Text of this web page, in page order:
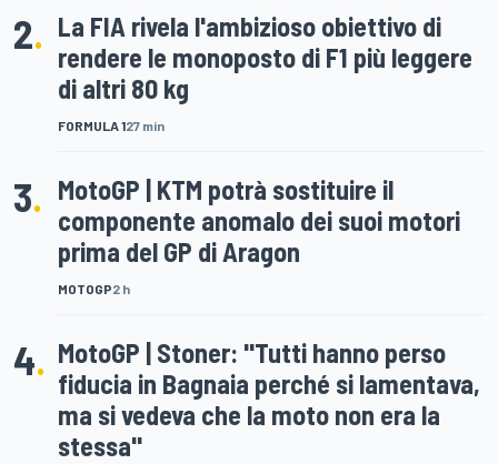
2.
FORMULA 127 min
La FIA rivela l'ambizioso obiettivo di
rendere le monoposto di F1 più leggere
di altri 80 kg
3.
MOTOGP2 h
MotoGP | KTM potrà sostituire il
componente anomalo dei suoi motori
prima del GP di Aragon
4. MotoGP | Stoner: "Tutti hanno perso
fiducia in Bagnaia perché si lamentava,
ma si vedeva che la moto non era la
stessa"